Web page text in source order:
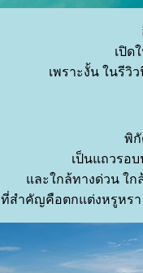
เปิด
เพราะงั้น ในรีวิ
พิกั
เป็นแถวรอ
ละใกล้ทางด่วน ใก
ที่สำคัญคือตกแต่งหรูหรา